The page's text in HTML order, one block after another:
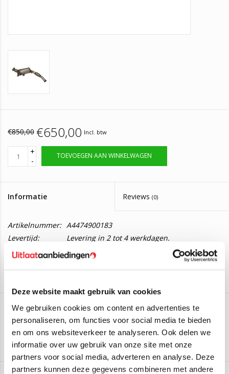
Deze website maakt gebruik van cookies
We gebruiken cookies om content en advertenties te
personaliseren, om functies voor social media te bieden
en om ons websiteverkeer te analyseren. Ook delen we
informatie over uw gebruik van onze site met onze
partners voor social media, adverteren en analyse. Deze
partners kunnen deze gegevens combineren met andere
€850,00 €650,00 Incl. btw
+
-
TOEVOEGEN AAN WINKELWAGEN
Informatie Reviews (0)
Artikelnummer: A4474900183
Levertijd:
Levering in 2 tot 4 werkdagen.
Roetfilter Mercedes Vito 2.1, 2.2
Deze roetfilter is geschikt voor:
2014 t/m 2019
Mercedes Benz Vito V 2.1 200 CDI 4-matic 16_V
100KW/136PK - 2014 t/m 2019
Mercedes Benz Vito V 2.1 220 CDI, 220 d 16_V
120KW/163PK - 2014 t/m 2019
AS
Aan verlanglijst toevoegen Toevoegen om te vergelijken